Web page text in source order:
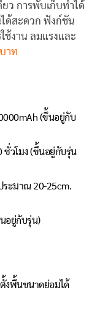
ว การพับเก็บทำได้
ด้สะดวก ฟังก์ชัน
ช้งาน ลมแรงและ
าท
(ขึ้นอยู่กับ
ชั่วโมง (ขึ้นอยู่กับรุ่น
ะมาณ 20-25cm.
อยู่กับรุ่น)
งพื้นขนาดย่อมได้